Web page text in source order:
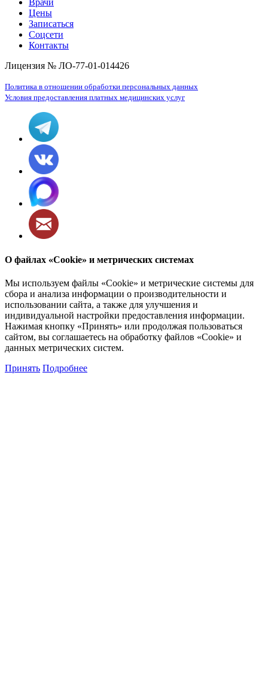
Врачи
Цены
Записаться
Соцсети
Контакты
Лицензия № ЛО-77-01-014426
Политика в отношении обработки персональных данных
Условия предоставления платных медицинских услуг
О файлах «Cookie» и метрических системах
Мы используем файлы «Cookie» и метрические системы для
сбора и анализа информации о производительности и
использовании сайта, а также для улучшения и
индивидуальной настройки предоставления информации.
Нажимая кнопку «Принять» или продолжая пользоваться
сайтом, вы соглашаетесь на обработку файлов «Cookie» и
данных метрических систем.
Принять Подробнее